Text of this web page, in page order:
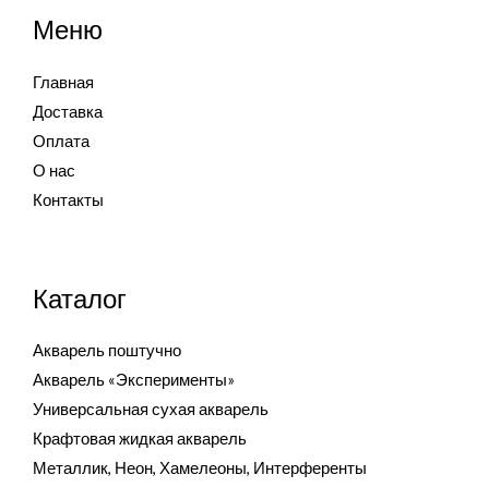
Меню
Главная
Доставка
Оплата
О нас
Контакты
Каталог
Акварель поштучно
Акварель «Эксперименты»
Универсальная сухая акварель
Крафтовая жидкая акварель
Металлик, Неон, Хамелеоны, Интерференты